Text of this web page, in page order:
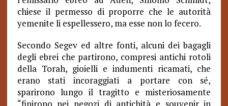
chiese il permesso di proporre che le autorità
yemenite li espellessero, ma esse non lo fecero.
Secondo Segev ed altre fonti, alcuni dei bagagli
degli ebrei che partirono, compresi antichi rotoli
della Torah, gioielli e indumenti ricamati, che
erano stati incoraggiati a portare con sé,
sparirono lungo il tragitto e misteriosamente